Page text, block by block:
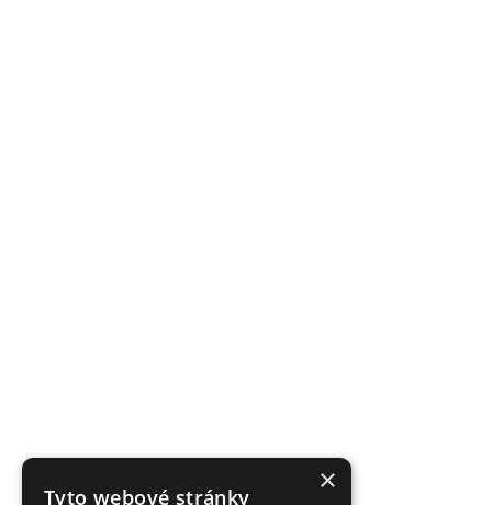
×
Tyto webové stránky